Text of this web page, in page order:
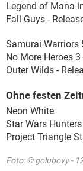
Legend of Mana
Fall Guys -
Samurai Warriors
No More Heroes
Outer Wilds -
Ohne festen
Neon White
Star Wars Hunters
Project Triangle
Foto: © golubovy -